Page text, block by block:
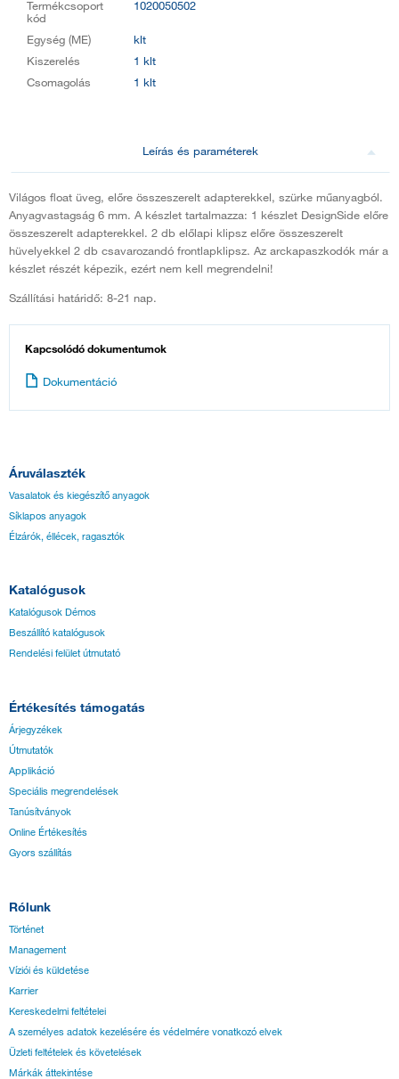
Termékcsoport
kód
1020050502
Egység (ME)
klt
Kiszerelés
1 klt
Csomagolás
1 klt
Leírás és paraméterek
Világos float üveg, előre összeszerelt adapterekkel, szürke műanyagból.
Anyagvastagság 6 mm. A készlet tartalmazza: 1 készlet DesignSide előre
összeszerelt adapterekkel. 2 db előlapi klipsz előre összeszerelt
hüvelyekkel 2 db csavarozandó frontlapklipsz. Az arckapaszkodók már a
készlet részét képezik, ezért nem kell megrendelni!
Szállítási határidő: 8-21 nap.
Kapcsolódó dokumentumok
Dokumentáció
Áruválaszték
Vasalatok és kiegészítő anyagok
Síklapos anyagok
Élzárók, éllécek, ragasztók
Katalógusok
Katalógusok Démos
Beszállító katalógusok
Rendelési felület útmutató
Értékesítés támogatás
Árjegyzékek
Útmutatók
Applikáció
Speciális megrendelések
Tanúsítványok
Online Értékesítés
Gyors szállítás
Rólunk
Történet
Management
Víziói és küldetése
Karrier
Kereskedelmi feltételei
A személyes adatok kezelésére és védelmére vonatkozó elvek
Üzleti feltételek és követelések
Márkák áttekintése